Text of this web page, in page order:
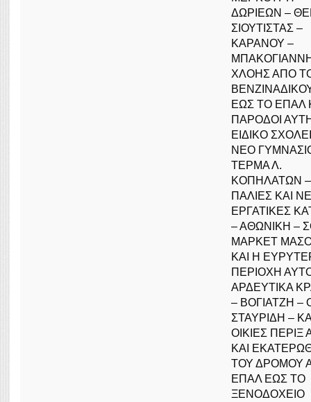
ΔΩΡΙΕΩΝ –
ΣΙΟΥΤΙΣΤΑΣ –
ΚΑΡΑΝΟΥ –
ΧΛΟΗΣ ΑΠΟ
ΕΩΣ ΤΟ ΕΠΑΛ
ΠΑΡΟΔΟΙ
ΕΙΔΙΚΟ
ΝΕΟ
ΤΕΡΜΑ Λ.
ΚΟΠΗΛΑΤΩΝ –
ΠΑΛΙΕΣ ΚΑΙ
ΕΡΓΑΤΙΚΕΣ
– ΑΘΩΝΙΚΗ –
ΜΑΡΚΕΤ
ΚΑΙ Η
ΠΕΡΙΟΧΗ
ΑΡΔΕΥΤΙΚΑ
– ΒΟΓΙΑΤΖΗ –
ΣΤΑΥΡΙΔΗ –
ΟΙΚΙΕΣ ΠΕΡΙΞ
ΚΑΙ
ΤΟΥ ΔΡΟΜΟΥ
ΕΠΑΛ ΕΩΣ ΤΟ
ΞΕΝΟΔΟΧΕΙΟ